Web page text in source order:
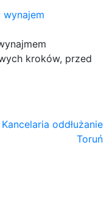
wynajem
kroków, przed
Kancelaria oddłużanie
Toruń